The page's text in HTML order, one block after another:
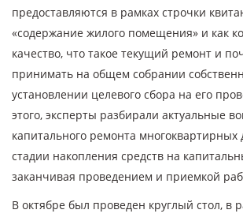
предоставляются в рамках строчки
«содержание жилого помещения» и как
качество, что такое текущий ремонт и
принимать на общем собрании
установлении целевого сбора на его
этого, эксперты разбирали актуальные
капитального ремонта
стадии накопления средств на
заканчивая проведением и приемкой
В октябре был проведен круглый стол, в